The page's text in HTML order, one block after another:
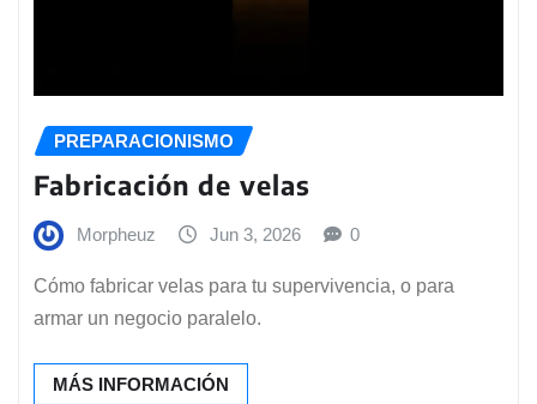
PREPARACIONISMO
Fabricación de velas
Morpheuz Jun 3, 2026 0
Cómo fabricar velas para tu supervivencia, o para
armar un negocio paralelo.
MÁS INFORMACIÓN